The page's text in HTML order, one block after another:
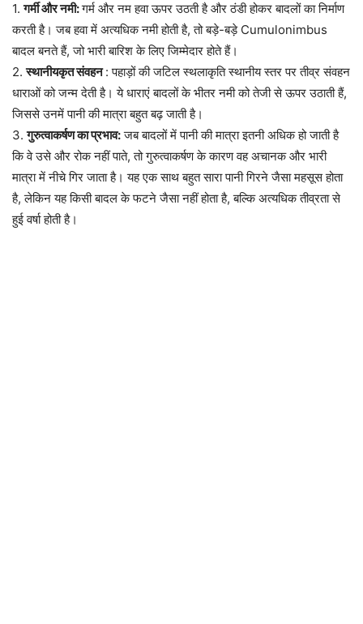
1. गर्मी और नमी:गर्म और नम हवा ऊपर उठती है और ठंडी होकर बादलों का निर्माण
करती है। जब हवा में अत्यधिक नमी होती है, तो बड़े-बड़े Cumulonimbus
बादल बनते हैं, जो भारी बारिश के लिए जिम्मेदार होते हैं।
2. स्थानीयकृत संवहन : पहाड़ों की जटिल स्थलाकृति स्थानीय स्तर पर तीव्र संवहन
धाराओं को जन्म देती है। ये धाराएं बादलों के भीतर नमी को तेजी से ऊपर उठाती हैं,
जिससे उनमें पानी की मात्रा बहुत बढ़ जाती है।
3. गुरुत्वाकर्षण का प्रभाव: जब बादलों में पानी की मात्रा इतनी अधिक हो जाती है
कि वे उसे और रोक नहीं पाते, तो गुरुत्वाकर्षण के कारण वह अचानक और भारी
मात्रा में नीचे गिर जाता है। यह एक साथ बहुत सारा पानी गिरने जैसा महसूस होता
है, लेकिन यह किसी बादल के फटने जैसा नहीं होता है, बल्कि अत्यधिक तीव्रता से
हुई वर्षा होती है।